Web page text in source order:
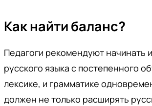
Как найти баланс?
Педагоги рекомендуют начинать
русского языка с постепенного
лексике, и грамматике
должен не только расширять